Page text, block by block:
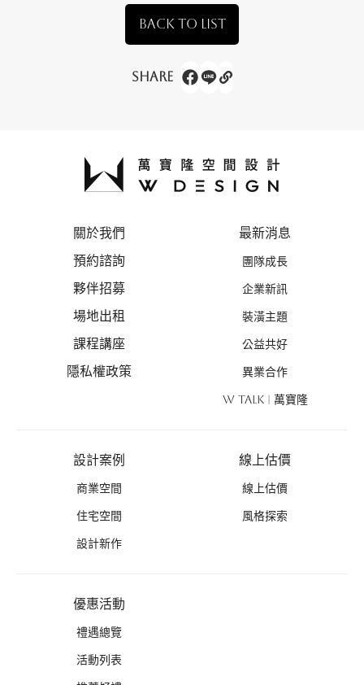
BACK TO LIST
Share
關於我們
預約諮詢
夥伴招募
場地出租
課程講座
隱私權政策
最新消息
團隊成長
企業新訊
裝潢主題
公益共好
異業合作
W TALK | 萬寶隆
設計案例
商業空間
住宅空間
設計新作
線上估價
線上估價
風格探索
優惠活動
禮遇總覽
活動列表